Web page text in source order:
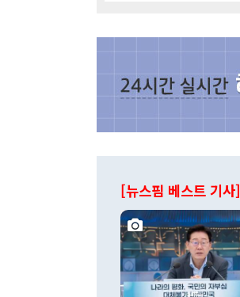
[뉴스핌 베스트 기사]